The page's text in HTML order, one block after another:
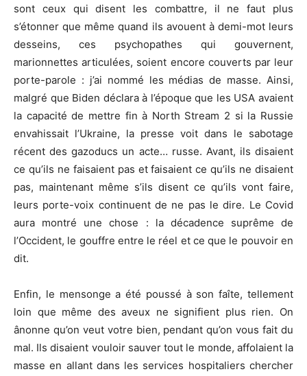
sont ceux qui disent les combattre, il ne faut plus
s’étonner que même quand ils avouent à demi-mot leurs
desseins, ces psychopathes qui gouvernent,
marionnettes articulées, soient encore couverts par leur
porte-parole : j’ai nommé les médias de masse. Ainsi,
malgré que Biden déclara à l’époque que les USA avaient
la capacité de mettre fin à North Stream 2 si la Russie
envahissait l’Ukraine, la presse voit dans le sabotage
récent des gazoducs un acte… russe. Avant, ils disaient
ce qu’ils ne faisaient pas et faisaient ce qu’ils ne disaient
pas, maintenant même s’ils disent ce qu’ils vont faire,
leurs porte-voix continuent de ne pas le dire. Le Covid
aura montré une chose : la décadence suprême de
l’Occident, le gouffre entre le réel et ce que le pouvoir en
dit.
Enfin, le mensonge a été poussé à son faîte, tellement
loin que même des aveux ne signifient plus rien. On
ânonne qu’on veut votre bien, pendant qu’on vous fait du
mal. Ils disaient vouloir sauver tout le monde, affolaient la
masse en allant dans les services hospitaliers chercher